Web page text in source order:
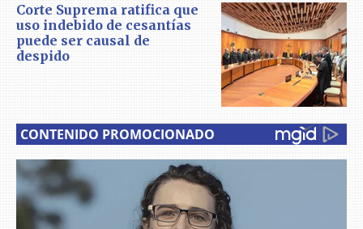
Corte Suprema ratifica que
uso indebido de cesantías
puede ser causal de
despido